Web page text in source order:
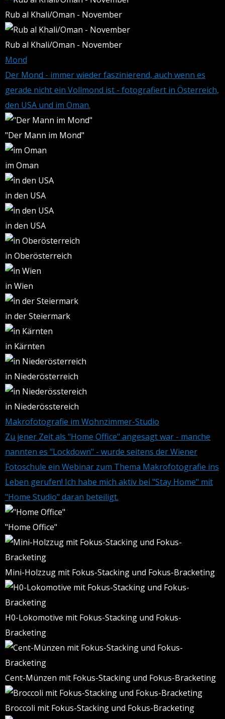
Rub al Khali/Oman - November
Rub al Khali/Oman - November
Mond
Der Mond - immer wieder faszinierend, auch wenn es
gerade nicht ein Vollmond ist - fotografiert in Österreich,
den USA und im Oman.
"Der Mann im Mond"
im Oman
in den USA
in den USA
in Oberösterreich
in Wien
in der Steiermark
in Kärnten
in Niederösterreich
in Niederösstereich
Makrofotografie im Wohnzimmer-Studio
Zu jener Zeit als "Home Office" angesagt war - manche
nannten es "Lockdown" - wurde seitens der Wiener
Fotoschule ein Webinar zum Thema Makrofotografie ins
Leben gerufen! Ich habe mich aktiv bei "Stay Home" mit
"Home Studio" daran beteiligt.
"Home Office"
Mini-Holzzug mit Fokus-Stacking und Fokus-Bracketing
H0-Lokomotive mit Fokus-Stacking und Fokus-
Bracketing
Cent-Münzen mit Fokus-Stacking und Fokus-Bracketing
Broccoli mit Fokus-Stacking und Fokus-Bracketing